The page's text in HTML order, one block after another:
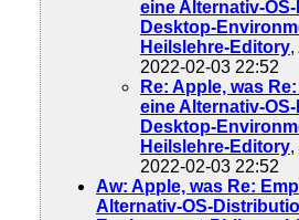
eine Alternativ-
Desktop-
Heilslehre-Editory,
2022-02-03 22:52
Re: Apple, was
eine Alternativ-
Desktop-
Heilslehre-Editory,
2022-02-03 22:52
Aw: Apple, was Re:
Alternativ-OS-